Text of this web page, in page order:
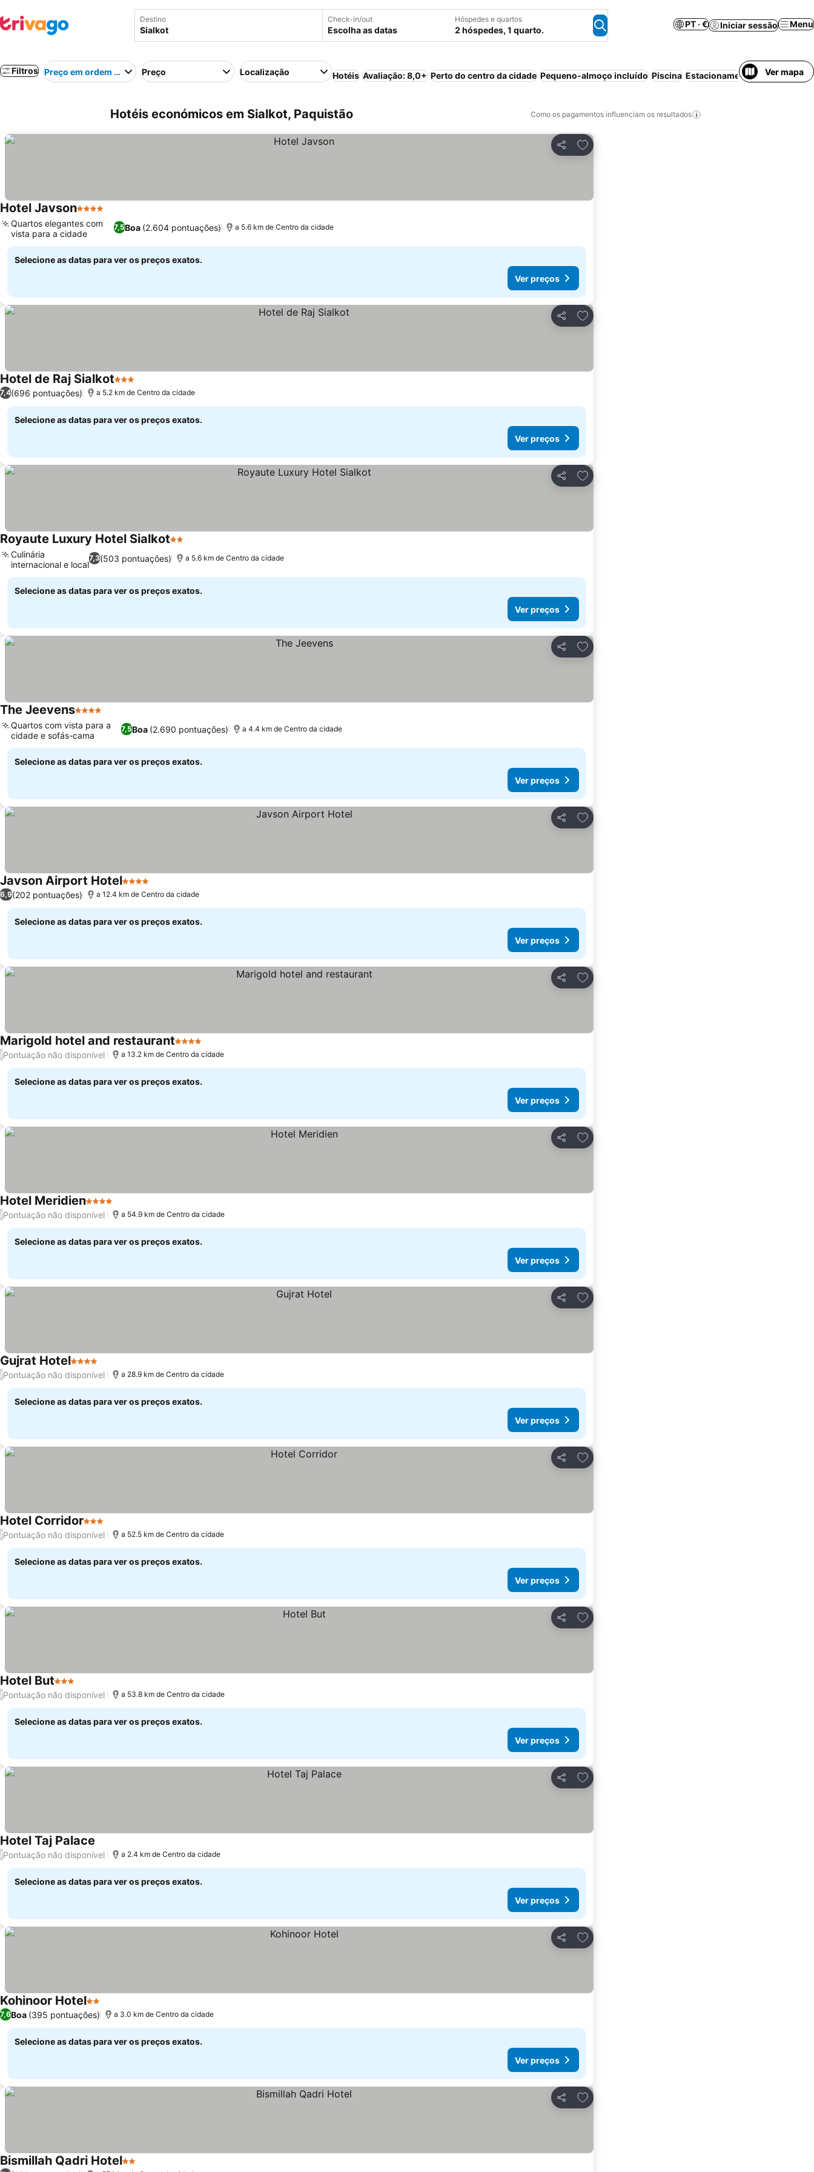
Destino Check-in/out
Escolha as datas
Hóspedes e quartos
2 hóspedes, 1 quarto.
PT · € Iniciar sessão Menu
Filtros Preço em ordem crescentePreço Localização Hotéis Avaliação: 8,0+ Perto do centro da cidade Pequeno-almoço incluído Piscina Estacionamento Ver mapa
Hotéis económicos em Sialkot, Paquistão Como os pagamentos influenciam os resultados
Partilhar
Adicionar aos favoritos
Hotel Javson4 Estrelas
7,5Boa (2.604 pontuações)
Quartos elegantes com
vista para a cidade
a 5.6 km de Centro da cidade
Selecione as datas para ver os preços exatos.
Ver preços
Partilhar
Adicionar aos favoritos
Hotel de Raj Sialkot3 Estrelas
7,4(696 pontuações) a 5.2 km de Centro da cidade
Selecione as datas para ver os preços exatos.
Ver preços
Partilhar
Adicionar aos favoritos
Royaute Luxury Hotel Sialkot2 Estrelas
7,3(503 pontuações)
Culinária
internacional e local
a 5.6 km de Centro da cidade
Selecione as datas para ver os preços exatos.
Ver preços
Partilhar
Adicionar aos favoritos
The Jeevens4 Estrelas
7,5Boa (2.690 pontuações)
Quartos com vista para a
cidade e sofás-cama
a 4.4 km de Centro da cidade
Selecione as datas para ver os preços exatos.
Ver preços
Partilhar
Adicionar aos favoritos
Javson Airport Hotel4 Estrelas
6,9(202 pontuações) a 12.4 km de Centro da cidade
Selecione as datas para ver os preços exatos.
Ver preços
Partilhar
Adicionar aos favoritos
Marigold hotel and restaurant4 Estrelas
/Pontuação não disponível a 13.2 km de Centro da cidade
Selecione as datas para ver os preços exatos.
Ver preços
Partilhar
Adicionar aos favoritos
Hotel Meridien4 EstrelasVer preços
/Pontuação não disponível a 54.9 km de Centro da cidade
Selecione as datas para ver os preços exatos.
Ver preços
Partilhar
Adicionar aos favoritos
Gujrat Hotel4 EstrelasVer preços
/Pontuação não disponível a 28.9 km de Centro da cidade
Selecione as datas para ver os preços exatos.
Ver preços
Partilhar
Adicionar aos favoritos
Hotel Corridor3 EstrelasVer preços
/Pontuação não disponível a 52.5 km de Centro da cidade
Selecione as datas para ver os preços exatos.
Ver preços
Partilhar
Adicionar aos favoritos
Hotel But3 EstrelasVer preços
/Pontuação não disponível a 53.8 km de Centro da cidade
Selecione as datas para ver os preços exatos.
Ver preços
Partilhar
Adicionar aos favoritos
Hotel Taj Palace Ver preços
/Pontuação não disponível a 2.4 km de Centro da cidade
Selecione as datas para ver os preços exatos.
Ver preços
Partilhar
Adicionar aos favoritos
Kohinoor Hotel2 EstrelasVer preços
7,6Boa (395 pontuações) a 3.0 km de Centro da cidade
Selecione as datas para ver os preços exatos.
Ver preços
Partilhar
Adicionar aos favoritos
Bismillah Qadri Hotel2 Estrelas